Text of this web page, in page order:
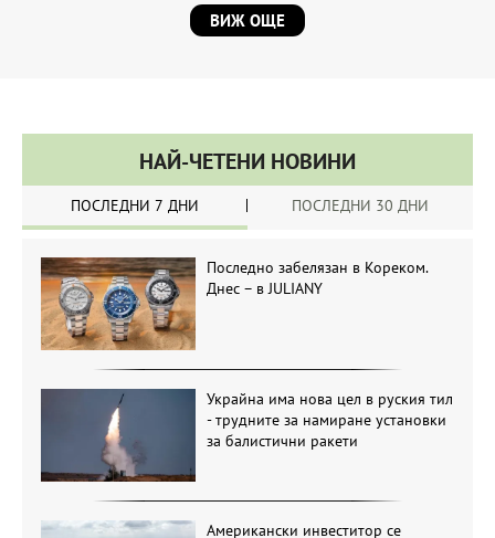
ВИЖ ОЩЕ
НАЙ-ЧЕТЕНИ НОВИНИ
ПОСЛЕДНИ 7 ДНИ ПОСЛЕДНИ 30 ДНИ
Последно забелязан в Кореком.
Днес – в JULIANY
Украйна има нова цел в руския тил
- трудните за намиране установки
за балистични ракети
Американски инвеститор се